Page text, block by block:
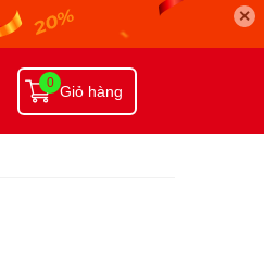
✕
Giỏ hàng
0